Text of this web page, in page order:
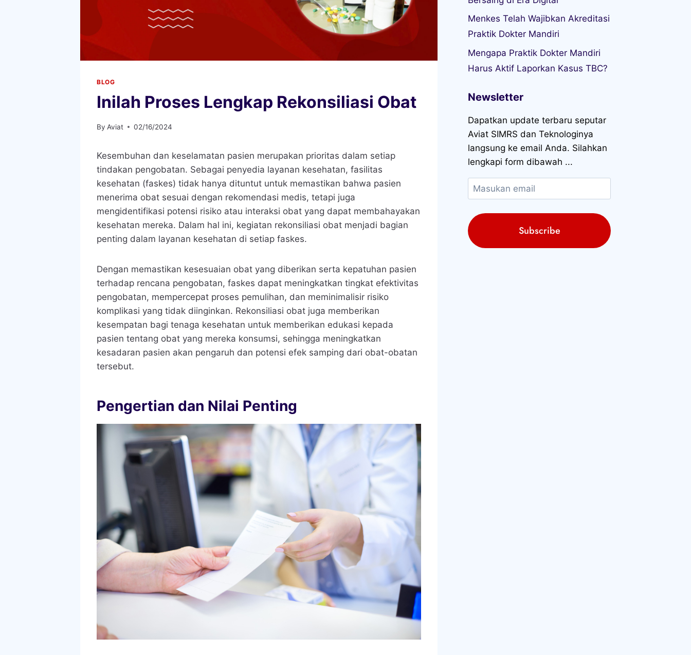
BLOG
Inilah Proses Lengkap Rekonsiliasi Obat
By Aviat 02/16/2024
Kesembuhan dan keselamatan pasien merupakan prioritas dalam setiap
tindakan pengobatan. Sebagai penyedia layanan kesehatan, fasilitas
kesehatan (faskes) tidak hanya dituntut untuk memastikan bahwa pasien
menerima obat sesuai dengan rekomendasi medis, tetapi juga
mengidentifikasi potensi risiko atau interaksi obat yang dapat membahayakan
kesehatan mereka. Dalam hal ini, kegiatan rekonsiliasi obat menjadi bagian
penting dalam layanan kesehatan di setiap faskes.
Dengan memastikan kesesuaian obat yang diberikan serta kepatuhan pasien
terhadap rencana pengobatan, faskes dapat meningkatkan tingkat efektivitas
pengobatan, mempercepat proses pemulihan, dan meminimalisir risiko
komplikasi yang tidak diinginkan. Rekonsiliasi obat juga memberikan
kesempatan bagi tenaga kesehatan untuk memberikan edukasi kepada
pasien tentang obat yang mereka konsumsi, sehingga meningkatkan
kesadaran pasien akan pengaruh dan potensi efek samping dari obat-obatan
tersebut.
Pengertian dan Nilai Penting
Menkes Telah Wajibkan Akreditasi
Praktik Dokter Mandiri
Mengapa Praktik Dokter Mandiri
Harus Aktif Laporkan Kasus TBC?
Newsletter
Dapatkan update terbaru seputar
Aviat SIMRS dan Teknologinya
langsung ke email Anda. Silahkan
lengkapi form dibawah ...